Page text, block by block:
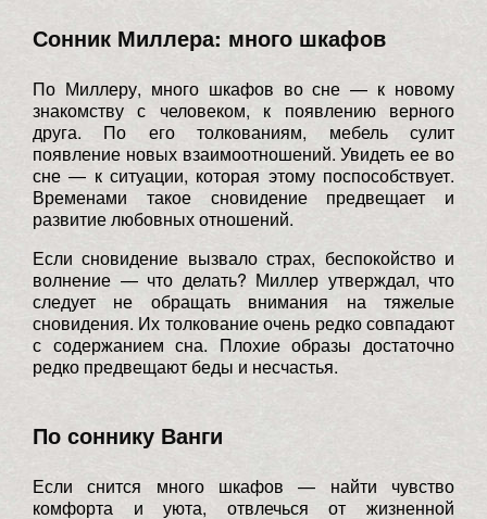
Сонник Миллера: много шкафов
По Миллеру, много шкафов во сне — к новому
знакомству с человеком, к появлению верного
друга. По его толкованиям, мебель сулит
появление новых взаимоотношений. Увидеть ее во
сне — к ситуации, которая этому поспособствует.
Временами такое сновидение предвещает и
развитие любовных отношений.
Если сновидение вызвало страх, беспокойство и
волнение — что делать? Миллер утверждал, что
следует не обращать внимания на тяжелые
сновидения. Их толкование очень редко совпадают
с содержанием сна. Плохие образы достаточно
редко предвещают беды и несчастья.
По соннику Ванги
Если снится много шкафов — найти чувство
комфорта и уюта, отвлечься от жизненной